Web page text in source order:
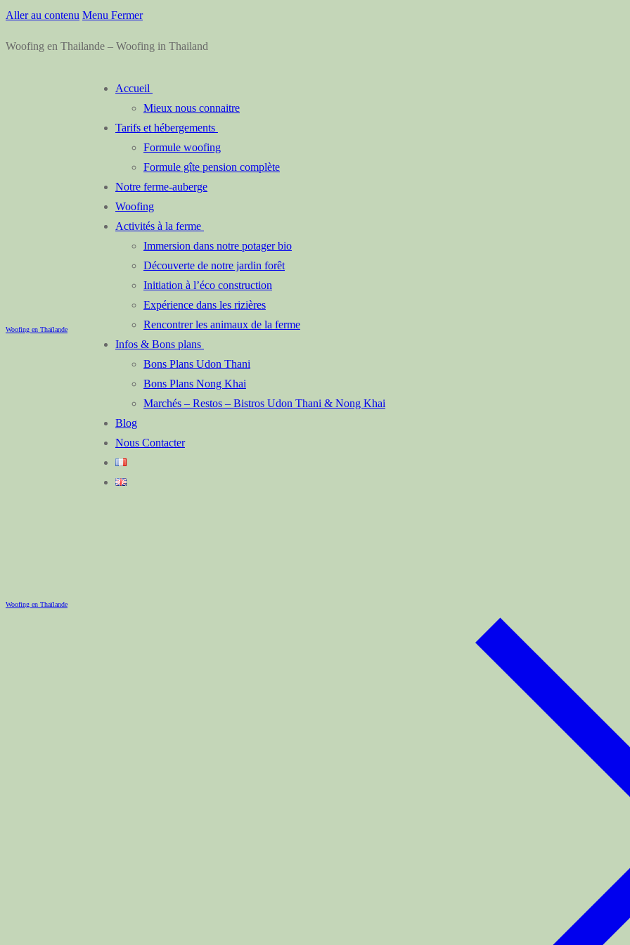
Aller au contenu Menu Fermer
Woofing en Thailande – Woofing in Thailand
Woofing en Thaïlande
Accueil
Mieux nous connaitre
Tarifs et hébergements
Formule woofing
Formule gîte pension complète
Notre ferme-auberge
Woofing
Activités à la ferme
Immersion dans notre potager bio
Découverte de notre jardin forêt
Initiation à l’éco construction
Expérience dans les rizières
Rencontrer les animaux de la ferme
Infos & Bons plans
Bons Plans Udon Thani
Bons Plans Nong Khai
Marchés – Restos – Bistros Udon Thani & Nong Khai
Blog
Nous Contacter
Woofing en Thaïlande